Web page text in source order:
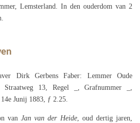
Lemsterland. In den ouderdom van 2
Dirk Gerbens Faber: Lemmer Oude
Straatweg 13, Regel _, Grafnummer _,
Junij 1883, ƒ 2.25.
van Jan van der Heide, oud dertig jaren,